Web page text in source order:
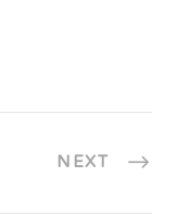
NEXT